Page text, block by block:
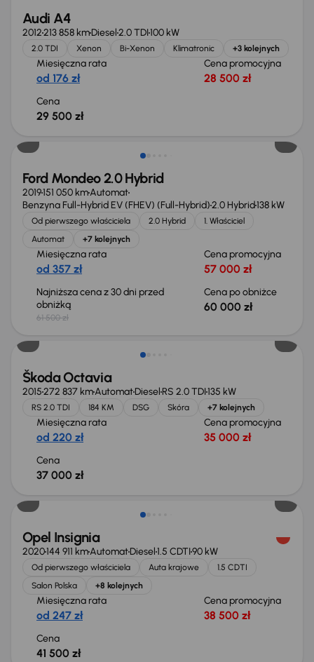
Audi A4
2012213 858 kmDiesel2.0 TDI100 kW
2.0 TDI Xenon Bi-Xenon Klimatronic +3 kolejnych
Miesięczna rata
od 176 zł
Cena promocyjna
28 500 zł
Cena
29 500 zł
Taniej o 1 500 zł
Ford Mondeo 2.0 Hybrid
2019151 050 kmAutomat
Benzyna Full-Hybrid EV (FHEV) (Full-Hybrid)2.0 Hybrid138 kW
Od pierwszego właściciela 2.0 Hybrid
1. Właściciel
Automat
+7 kolejnych
Miesięczna rata
od 357 zł
Cena promocyjna
57 000 zł
Najniższa cena z 30 dni przed
obniżką
61 500 zł
Cena po obniżce
60 000 zł
Škoda Octavia
2015272 837 kmAutomatDiesel RS 2.0 TDI135 kW
RS 2.0 TDI 184 KM DSG Skóra +7 kolejnych
Miesięczna rata
od 220 zł
Cena promocyjna
35 000 zł
Cena
37 000 zł
Opel Insignia
2020144 911 kmAutomatDiesel1.5 CDTI90 kW
Od pierwszego właściciela Auta krajowe
1.5 CDTI
Salon Polska
+8 kolejnych
Miesięczna rata
od 247 zł
Cena promocyjna
38 500 zł
Cena
41 500 zł